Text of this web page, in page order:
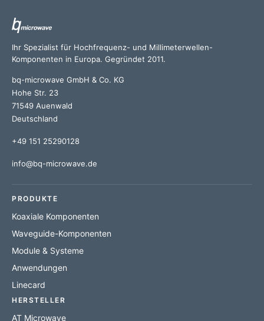
Ihr Spezialist für Hochfrequenz- und Millimeterwellen-
Komponenten in Europa. Gegründet 2011.
bq-microwave GmbH & Co. KG
Hohe Str. 23
71549 Auenwald
Deutschland
+49 151 25290128
info@bq-microwave.de
PRODUKTE
Koaxiale Komponenten
Waveguide-Komponenten
Module & Systeme
Anwendungen
Linecard
HERSTELLER
AT Microwave